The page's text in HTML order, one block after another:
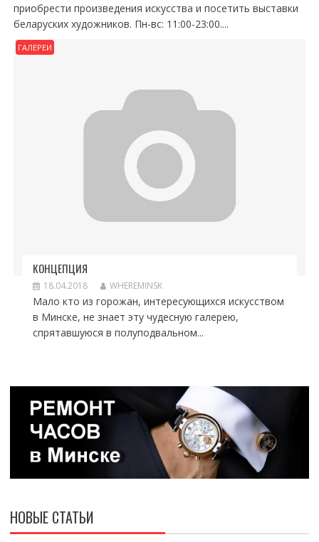
приобрести произведения искусства и посетить выставки
беларуских художников. Пн-вс: 11:00-23:00....
ГАЛЕРЕИ
КОНЦЕПЦИЯ
18.04.2018 WHEREMINSK
Мало кто из горожан, интересующихся искусством
в Минске, не знает эту чудесную галерею,
спрятавшуюся в полуподвальном...
НОВЫЕ СТАТЬИ